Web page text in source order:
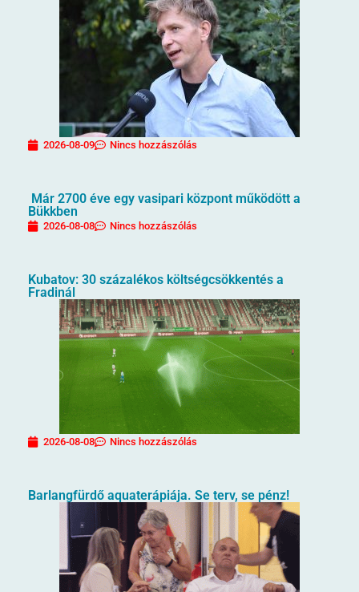
2026-08-09 Nincs hozzászólás
Már 2700 éve egy vasipari központ működött a
Bükkben
2026-08-08 Nincs hozzászólás
Kubatov: 30 százalékos költségcsökkentés a
Fradinál
2026-08-08 Nincs hozzászólás
Barlangfürdő aquaterápiája. Se terv, se pénz!